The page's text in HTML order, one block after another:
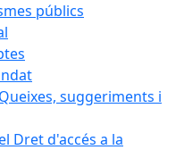
públics
suggeriments i
Dret d'accés a la